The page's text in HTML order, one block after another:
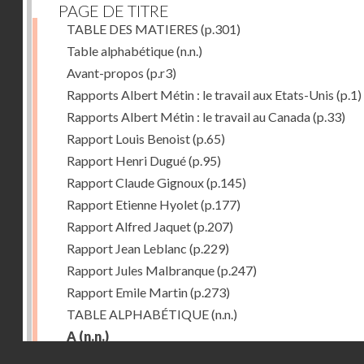
PAGE DE TITRE
TABLE DES MATIERES (p.301)
Table alphabétique(n.n.)
Avant-propos (p.r3)
Rapports Albert Métin : le travail aux Etats-Unis (p.1)
Rapports Albert Métin : le travail au Canada(p.33)
Rapport Louis Benoist(p.65)
Rapport Henri Dugué(p.95)
Rapport Claude Gignoux(p.145)
Rapport Etienne Hyolet(p.177)
Rapport Alfred Jaquet(p.207)
Rapport Jean Leblanc (p.229)
Rapport Jules Malbranque(p.247)
Rapport Emile Martin(p.273)
TABLE ALPHABÉTIQUE(n.n.)
A (n.n.)